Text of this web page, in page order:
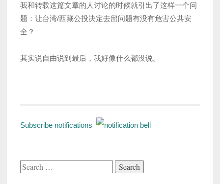
我和转载这篇文章的人讨论的时候就引出了这样一个问
题：让台湾/西藏公投决定去留问题有没有危害公共安
全？
其实说自由说到最后，我好像什么都没说。
Subscribe notifications
Search